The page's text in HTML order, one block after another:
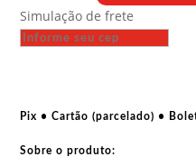
Movimento
Pantera
Negra
the
quantidade
Simulação de frete
Pix • Cartão (parcelado) •
Sobre o produto: